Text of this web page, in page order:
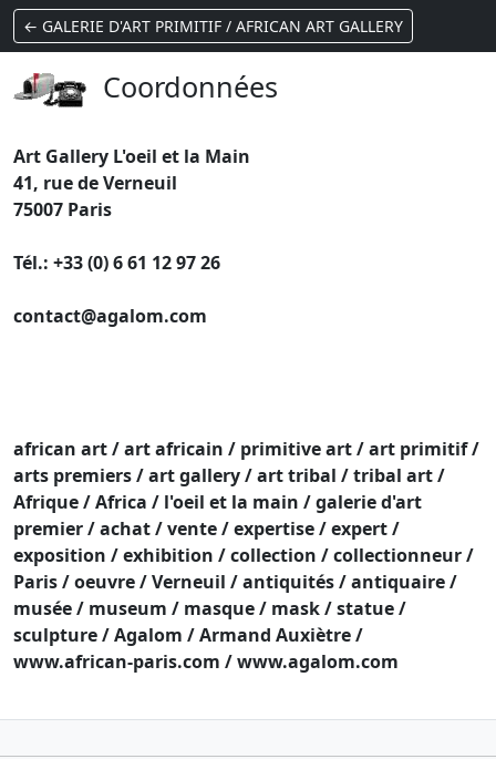
← GALERIE D'ART PRIMITIF / AFRICAN ART GALLERY
Coordonnées
Art Gallery L'oeil et la Main
41, rue de Verneuil
75007 Paris
Tél.: +33 (0) 6 61 12 97 26
contact@agalom.com
african art / art africain / primitive art / art primitif /
arts premiers / art gallery / art tribal / tribal art /
Afrique / Africa / l'oeil et la main / galerie d'art
premier / achat / vente / expertise / expert /
exposition / exhibition / collection / collectionneur /
Paris / oeuvre / Verneuil / antiquités / antiquaire /
musée / museum / masque / mask / statue /
sculpture / Agalom / Armand Auxiètre /
www.african-paris.com / www.agalom.com